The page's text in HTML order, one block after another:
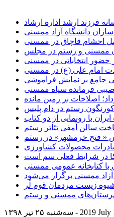
فرزند ارشد اداره ارشاد
دانشگاه آزاد ممسنی
احشام قاچاق در ممسنی
ممسنی و رستم در مجلس
حضور انتخاباتی در ممسنی
امام علی (ع) در ممسنی
جامع بر نمایش فراموشی
نصیبی فرمانده سپاه ممسنی
اصلاحات بر زمین مانده
رستم در دام پلیس
با رونمایی از دو کتاب
سالن آمفی تئاتر رستم
« فتح خرمشهر» در رستم
صادرات محصولات کشاورزی
در شرایط فعلی سم است
کتابخانه عمومی ممسنی
آزاد ممسنی برگزار می‌شود
زیست مردمان قوم لُر
ممسنی و رستم
سه‌شنبه ۲۵ تير ۱۳۹۸ - 2019 July